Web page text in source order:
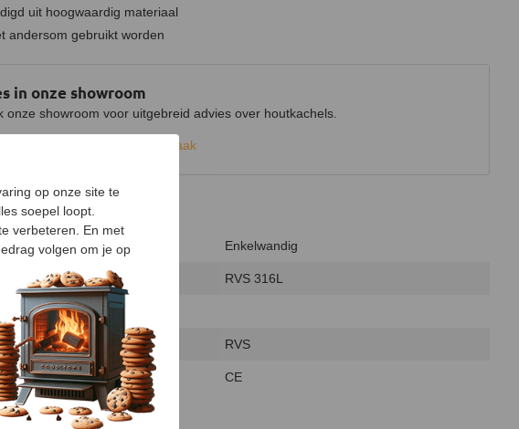
uit hoogwaardig materiaal
andersom gebruikt worden
in onze showroom
onze showroom voor uitgebreid advies over houtkachels.
showroom en maak een afspraak
Enkelwandig
RVS 316L
RVS
CE
op onze site te
soepel loopt.
verbeteren. En met
volgen om je op